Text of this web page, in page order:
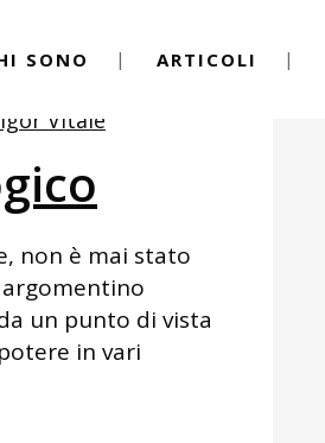
SONO ARTICOLI
Igor Vitale
non è mai stato
un punto di vista
in vari